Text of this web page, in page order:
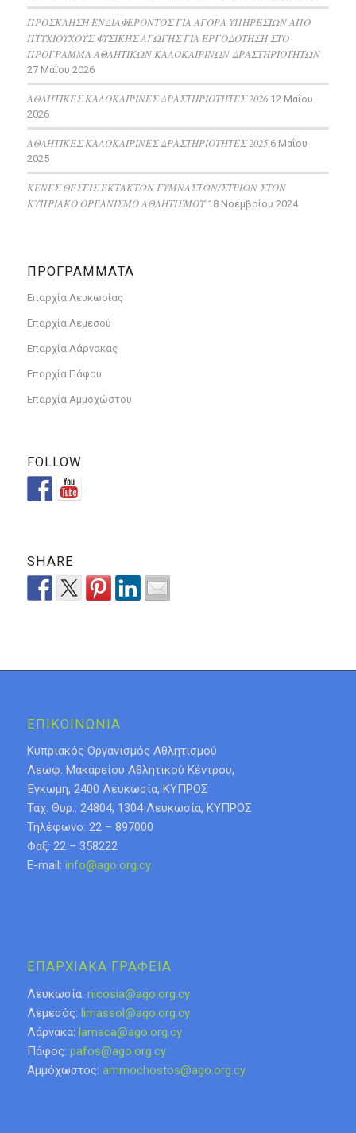
ΠΡΟΣΚΛΗΣΗ ΕΝΔΙΑΦΕΡΟΝΤΟΣ ΓΙΑ ΑΓΟΡΑ ΥΠΗΡΕΣΙΩΝ ΑΠΟ
ΠΤΥΧΙΟΥΧΟΥΣ ΦΥΣΙΚΗΣ ΑΓΩΓΗΣ ΓΙΑ ΕΡΓΟΔΟΤΗΣΗ ΣΤΟ
ΠΡΟΓΡΑΜΜΑ ΑΘΛΗΤΙΚΩΝ ΚΑΛΟΚΑΙΡΙΝΩΝ ΔΡΑΣΤΗΡΙΟΤΗΤΩΝ
27 Μαΐου 2026
ΑΘΛΗΤΙΚΕΣ ΚΑΛΟΚΑΙΡΙΝΕΣ ΔΡΑΣΤΗΡΙΟΤΗΤΕΣ 2026 12 Μαΐου
2026
ΑΘΛΗΤΙΚΕΣ ΚΑΛΟΚΑΙΡΙΝΕΣ ΔΡΑΣΤΗΡΙΟΤΗΤΕΣ 2025 6 Μαΐου
2025
ΚΕΝΕΣ ΘΕΣΕΙΣ ΕΚΤΑΚΤΩΝ ΓΥΜΝΑΣΤΩΝ/ΣΤΡΙΩΝ ΣΤΟΝ
ΚΥΠΡΙΑΚΟ ΟΡΓΑΝΙΣΜΟ ΑΘΛΗΤΙΣΜΟΥ 18 Νοεμβρίου 2024
ΠΡΟΓΡΑΜΜΑΤΑ
Επαρχία Λευκωσίας
Επαρχία Λεμεσού
Επαρχία Λάρνακας
Επαρχία Πάφου
Επαρχία Αμμοχώστου
FOLLOW
SHARE
ΕΠΙΚΟΙΝΩΝΙΑ
Κυπριακός Οργανισμός Αθλητισμού
Λεωφ. Μακαρείου Αθλητικού Κέντρου,
Έγκωμη, 2400 Λευκωσία, ΚΥΠΡΟΣ
Ταχ. Θυρ.: 24804, 1304 Λευκωσία, ΚΥΠΡΟΣ
Τηλέφωνο: 22 – 897000
Φαξ: 22 – 358222
E-mail: info@ago.org.cy
ΕΠΑΡΧΙΑΚΑ ΓΡΑΦΕΙΑ
Λευκωσία: nicosia@ago.org.cy
Λεμεσός: limassol@ago.org.cy
Λάρνακα: larnaca@ago.org.cy
Πάφος: pafos@ago.org.cy
Αμμόχωστος: ammochostos@ago.org.cy